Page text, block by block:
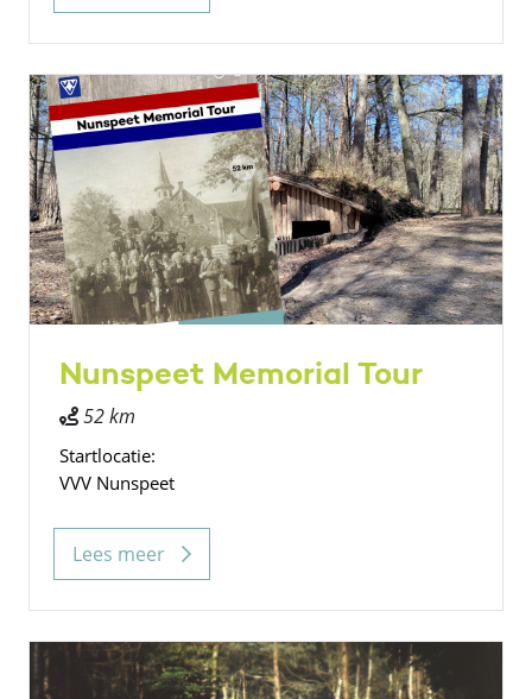
Nunspeet Memorial Tour
52 km
Startlocatie:
VVV Nunspeet
Lees meer